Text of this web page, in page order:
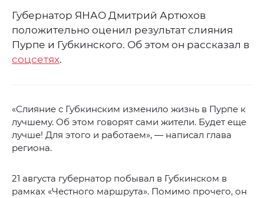
Губернатор ЯНАО Дмитрий Артюхов
положительно оценил результат слияния
Пурпе и Губкинского. Об этом он рассказал в
соцсетях.
«Слияние с Губкинским изменило жизнь в Пурпе к
лучшему. Об этом говорят сами жители. Будет еще
лучше! Для этого и работаем», — написал глава
региона.
21 августа губернатор побывал в Губкинском в
рамках «Честного маршрута». Помимо прочего, он